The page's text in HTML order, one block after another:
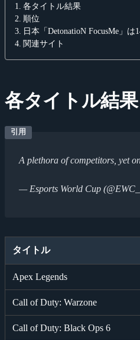
各タイトル結果
順位
日本「DetonatioN FocusMe」は
関連サイト
各タイトル結果
A plethora of competitors, yet
— Esports World Cup
タイトル
Apex Legends
Call of Duty: Warzone
Call of Duty: Black Ops 6